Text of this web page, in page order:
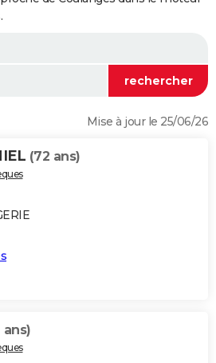
Mise à jour le 25/06/26
(72 ans)
ans)